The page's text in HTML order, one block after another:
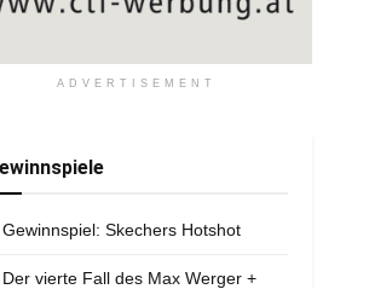
ADVERTISEMENT
Gewinnspiel: Skechers Hotshot
Der vierte Fall des Max Werger +